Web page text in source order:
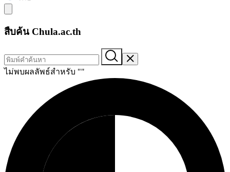
สืบค้น Chula.ac.th
ไม่พบผลลัพธ์สำหรับ ""